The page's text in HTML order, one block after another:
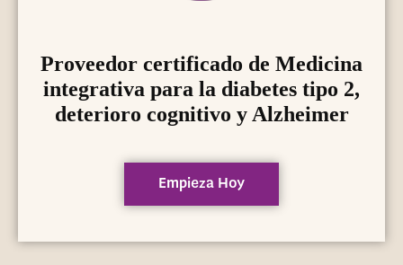
Proveedor certificado de Medicina
integrativa para la diabetes tipo 2,
deterioro cognitivo y Alzheimer
Empieza Hoy